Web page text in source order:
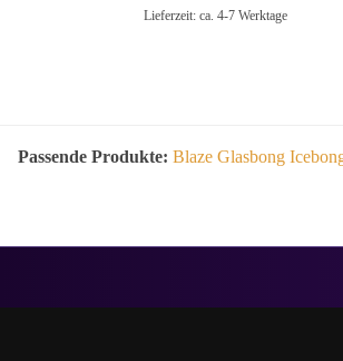
Lieferzeit: ca. 4-7 Werktage
Passende Produkte: Blaze Glasbong